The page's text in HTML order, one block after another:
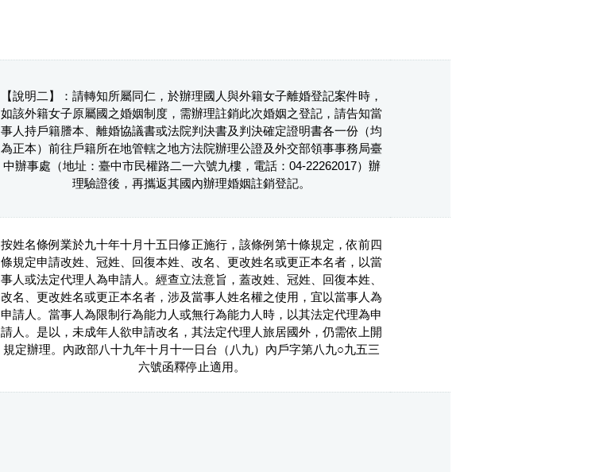
【說明二】：請轉知所屬同仁，於辦理國人與外籍女子離婚登記案件時，
如該外籍女子原屬國之婚姻制度，需辦理註銷此次婚姻之登記，請告知當
事人持戶籍謄本、離婚協議書或法院判決書及判決確定證明書各一份（均
為正本）前往戶籍所在地管轄之地方法院辦理公證及外交部領事事務局臺
中辦事處（地址：臺中市民權路二一六號九樓，電話：04-22262017）辦
理驗證後，再攜返其國內辦理婚姻註銷登記。
按姓名條例業於九十年十月十五日修正施行，該條例第十條規定，依前四
條規定申請改姓、冠姓、回復本姓、改名、更改姓名或更正本名者，以當
事人或法定代理人為申請人。經查立法意旨，蓋改姓、冠姓、回復本姓、
改名、更改姓名或更正本名者，涉及當事人姓名權之使用，宜以當事人為
申請人。當事人為限制行為能力人或無行為能力人時，以其法定代理為申
請人。是以，未成年人欲申請改名，其法定代理人旅居國外，仍需依上開
規定辦理。內政部八十九年十月十一日台（八九）內戶字第八九○九五三
六號函釋停止適用。